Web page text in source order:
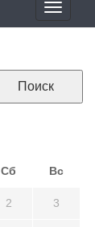
сайта
Сб Вс
2 3